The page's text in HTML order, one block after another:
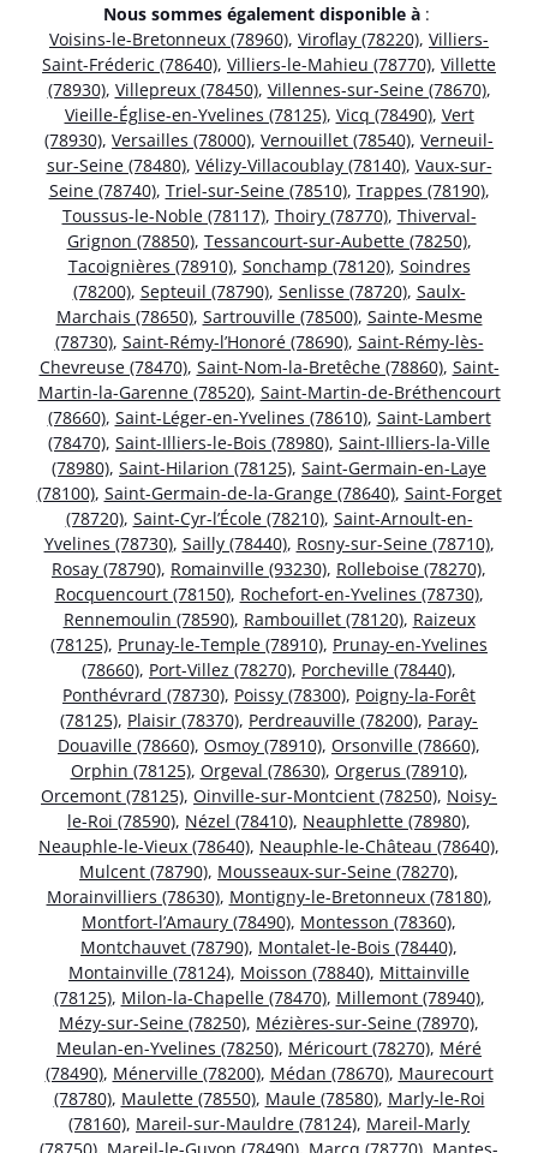
Nous sommes également disponible à :
Voisins-le-Bretonneux (78960), Viroflay (78220), Villiers-
Saint-Fréderic (78640), Villiers-le-Mahieu (78770), Villette
(78930), Villepreux (78450), Villennes-sur-Seine (78670),
Vieille-Église-en-Yvelines (78125), Vicq (78490), Vert
(78930), Versailles (78000), Vernouillet (78540), Verneuil-
sur-Seine (78480), Vélizy-Villacoublay (78140), Vaux-sur-
Seine (78740), Triel-sur-Seine (78510), Trappes (78190),
Toussus-le-Noble (78117), Thoiry (78770), Thiverval-
Grignon (78850), Tessancourt-sur-Aubette (78250),
Tacoignières (78910), Sonchamp (78120), Soindres
(78200), Septeuil (78790), Senlisse (78720), Saulx-
Marchais (78650), Sartrouville (78500), Sainte-Mesme
(78730), Saint-Rémy-l’Honoré (78690), Saint-Rémy-lès-
Chevreuse (78470), Saint-Nom-la-Bretêche (78860), Saint-
Martin-la-Garenne (78520), Saint-Martin-de-Bréthencourt
(78660), Saint-Léger-en-Yvelines (78610), Saint-Lambert
(78470), Saint-Illiers-le-Bois (78980), Saint-Illiers-la-Ville
(78980), Saint-Hilarion (78125), Saint-Germain-en-Laye
(78100), Saint-Germain-de-la-Grange (78640), Saint-Forget
(78720), Saint-Cyr-l’École (78210), Saint-Arnoult-en-
Yvelines (78730), Sailly (78440), Rosny-sur-Seine (78710),
Rosay (78790), Romainville (93230), Rolleboise (78270),
Rocquencourt (78150), Rochefort-en-Yvelines (78730),
Rennemoulin (78590), Rambouillet (78120), Raizeux
(78125), Prunay-le-Temple (78910), Prunay-en-Yvelines
(78660), Port-Villez (78270), Porcheville (78440),
Ponthévrard (78730), Poissy (78300), Poigny-la-Forêt
(78125), Plaisir (78370), Perdreauville (78200), Paray-
Douaville (78660), Osmoy (78910), Orsonville (78660),
Orphin (78125), Orgeval (78630), Orgerus (78910),
Orcemont (78125), Oinville-sur-Montcient (78250), Noisy-
le-Roi (78590), Nézel (78410), Neauphlette (78980),
Neauphle-le-Vieux (78640), Neauphle-le-Château (78640),
Mulcent (78790), Mousseaux-sur-Seine (78270),
Morainvilliers (78630), Montigny-le-Bretonneux (78180),
Montfort-l’Amaury (78490), Montesson (78360),
Montchauvet (78790), Montalet-le-Bois (78440),
Montainville (78124), Moisson (78840), Mittainville
(78125), Milon-la-Chapelle (78470), Millemont (78940),
Mézy-sur-Seine (78250), Mézières-sur-Seine (78970),
Meulan-en-Yvelines (78250), Méricourt (78270), Méré
(78490), Ménerville (78200), Médan (78670), Maurecourt
(78780), Maulette (78550), Maule (78580), Marly-le-Roi
(78160), Mareil-sur-Mauldre (78124), Mareil-Marly